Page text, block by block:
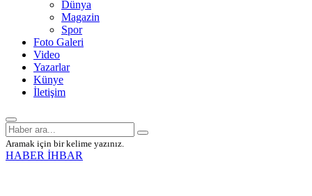
Dünya
Magazin
Spor
Foto Galeri
Video
Yazarlar
Künye
İletişim
Aramak için bir kelime yazınız.
HABER İHBAR